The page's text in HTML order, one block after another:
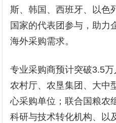
斯、韩国、西班牙、以色
国家的代表团参与，助力
海外采购需求。
专业采购商预计突破3.5
农村厅、农垦集团、大中
心采购单位；联合国粮农
科研与技术转化机构、以